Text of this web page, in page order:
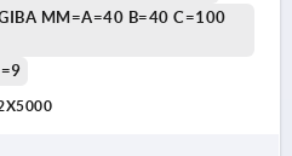
MM=A=40 B=40 C=100